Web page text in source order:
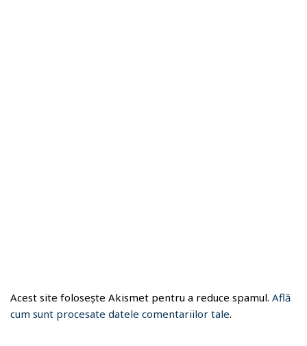
Acest site folosește Akismet pentru a reduce spamul. Află
cum sunt procesate datele comentariilor tale.